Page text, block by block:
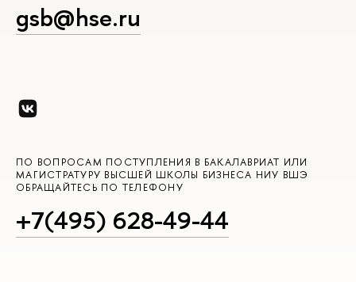
gsb@hse.ru
ПО ВОПРОСАМ ПОСТУПЛЕНИЯ В БАКАЛАВРИАТ ИЛИ
МАГИСТРАТУРУ ВЫСШЕЙ ШКОЛЫ БИЗНЕСА НИУ ВШЭ
ОБРАЩАЙТЕСЬ ПО ТЕЛЕФОНУ
+7(495) 628-49-44